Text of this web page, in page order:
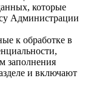
которые
Администрации
к обработке в
заполнения
и включают